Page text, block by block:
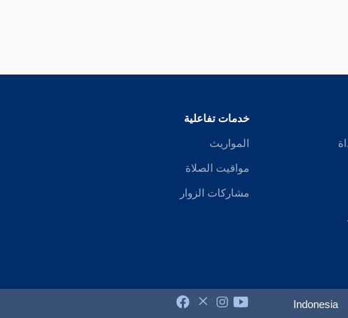
خدمات تفاعلية
المواريث
مواقيت الصلاة
مشاركات الزوار
Indonesia